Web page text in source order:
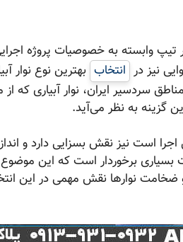
تیپ وابسته به خصوصیات پروژه
نیز در انتخاب بهترین نوع نوار
سردسیر ایران، نوار آبیاری که
گزینه به نظر می‌آید.
است نیز نقش بسزایی دارد و
بسیاری برخوردار است که این
ضخامت نوارها نقش مهمی در این